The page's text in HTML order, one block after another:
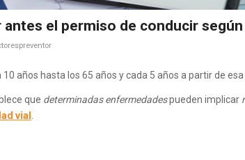
el permiso de conducir según
años hasta los 65 años y cada 5 años a partir de esa
que determinadas enfermedadespueden implicar
vial